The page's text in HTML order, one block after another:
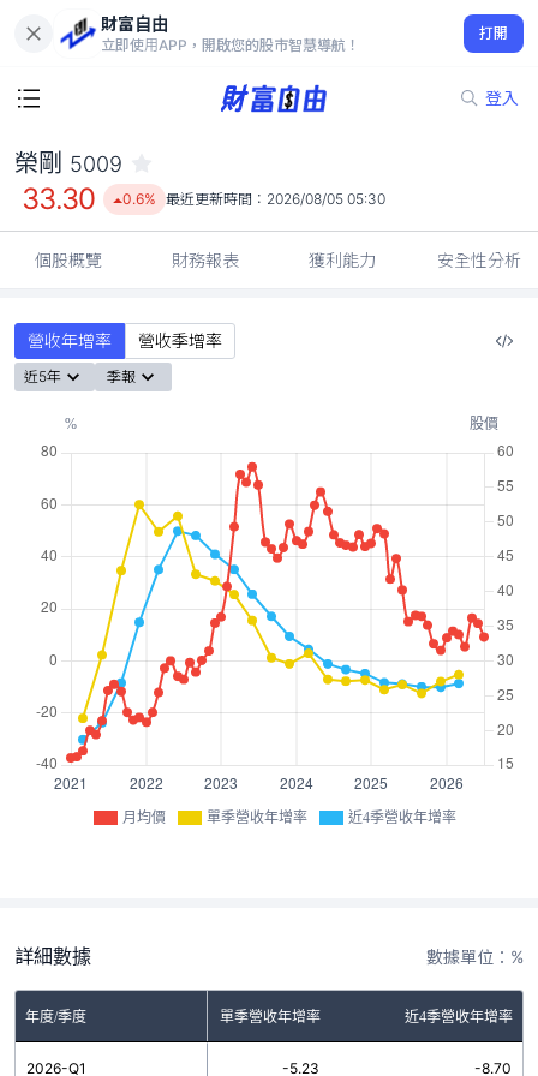
財富自由
立即使用APP，開啟您的股市智慧導航！
打開
登入
33.30
0.6%
榮剛 5009
33.30 0.6% 最近更新時間： 2026/08/05 05:30
個股概覽 財務報表 獲利能力 安全性分析
營收年增率 營收季增率
近5年 季報
月均價 單季營收年增率 近4季營收年增率
詳細數據 數據單位：%
年度/季度 單季營收年增率 近4季營收年增率
2026-Q1 -5.23 -8.70